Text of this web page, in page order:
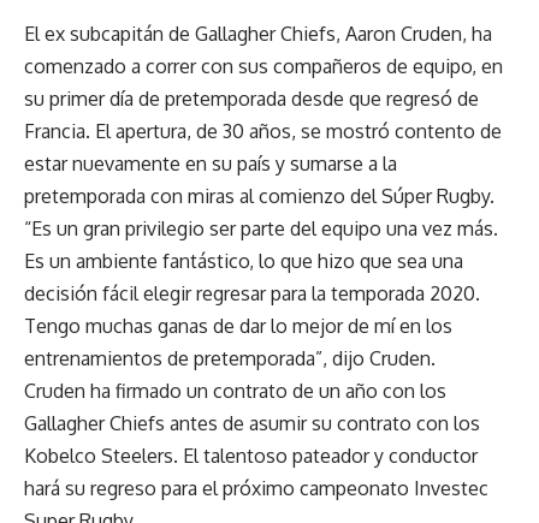
El ex subcapitán de Gallagher Chiefs, Aaron Cruden, ha
comenzado a correr con sus compañeros de equipo, en
su primer día de pretemporada desde que regresó de
Francia. El apertura, de 30 años, se mostró contento de
estar nuevamente en su país y sumarse a la
pretemporada con miras al comienzo del Súper Rugby.
“Es un gran privilegio ser parte del equipo una vez más.
Es un ambiente fantástico, lo que hizo que sea una
decisión fácil elegir regresar para la temporada 2020.
Tengo muchas ganas de dar lo mejor de mí en los
entrenamientos de pretemporada”, dijo Cruden.
Cruden ha firmado un contrato de un año con los
Gallagher Chiefs antes de asumir su contrato con los
Kobelco Steelers. El talentoso pateador y conductor
hará su regreso para el próximo campeonato Investec